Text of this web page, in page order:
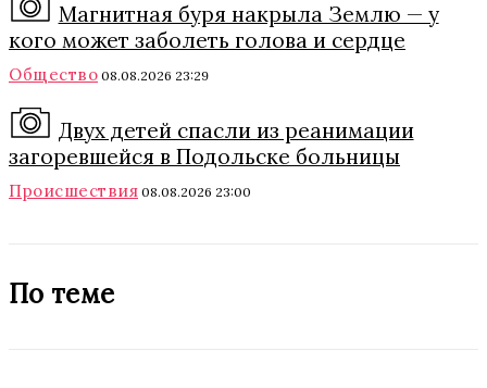
Магнитная буря накрыла Землю — у
кого может заболеть голова и сердце
Общество 08.08.2026 23:29
Двух детей спасли из реанимации
загоревшейся в Подольске больницы
Происшествия 08.08.2026 23:00
По теме